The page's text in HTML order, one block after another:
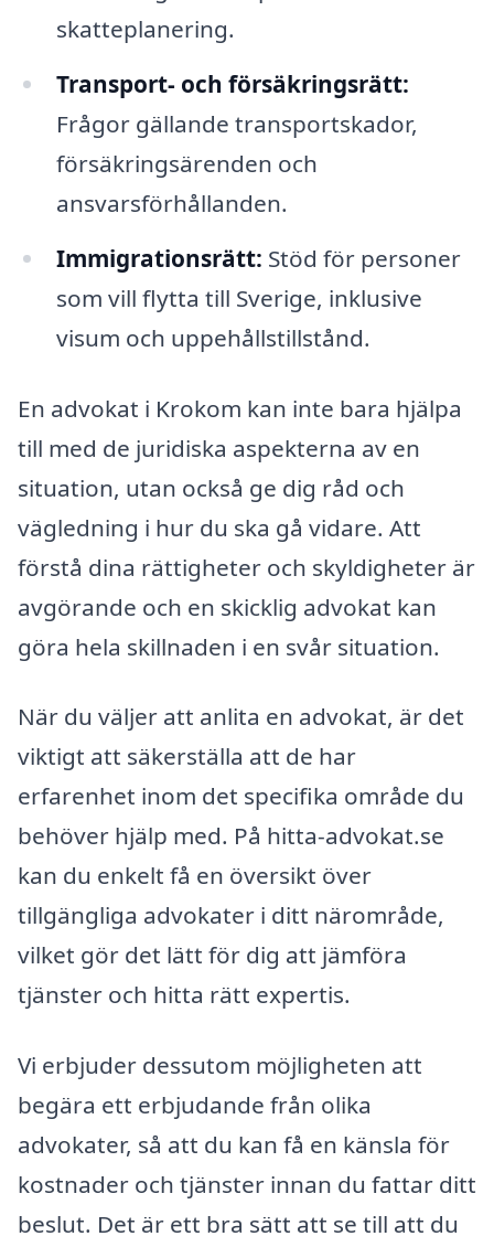
skatteplanering.
Transport- och försäkringsrätt:
Frågor gällande transportskador,
försäkringsärenden och
ansvarsförhållanden.
Immigrationsrätt: Stöd för personer
som vill flytta till Sverige, inklusive
visum och uppehållstillstånd.
En advokat i Krokom kan inte bara hjälpa
till med de juridiska aspekterna av en
situation, utan också ge dig råd och
vägledning i hur du ska gå vidare. Att
förstå dina rättigheter och skyldigheter är
avgörande och en skicklig advokat kan
göra hela skillnaden i en svår situation.
När du väljer att anlita en advokat, är det
viktigt att säkerställa att de har
erfarenhet inom det specifika område du
behöver hjälp med. På hitta-advokat.se
kan du enkelt få en översikt över
tillgängliga advokater i ditt närområde,
vilket gör det lätt för dig att jämföra
tjänster och hitta rätt expertis.
Vi erbjuder dessutom möjligheten att
begära ett erbjudande från olika
advokater, så att du kan få en känsla för
kostnader och tjänster innan du fattar ditt
beslut. Det är ett bra sätt att se till att du